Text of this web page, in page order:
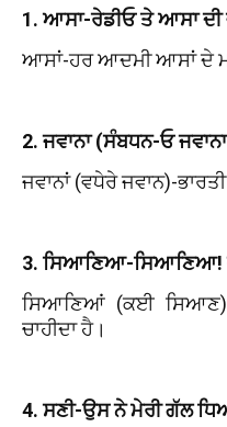
1. ਆਸਾ-ਰੇਡੀਓ ਤੇ ਆਸਾ ਦੀ
ਆਸਾਂ-ਹਰ ਆਦਮੀ ਆਸਾਂ ਦੇ
2. ਜਵਾਨਾ (ਸੰਬਧਨ-ਓ
ਜਵਾਨਾਂ (ਵਧੇਰੇ ਜਵਾਨ)-
3. ਸਿਆਣਿਆ-ਸਿਆਣਿਆ!
ਸਿਆਣਿਆਂ (ਕਈ ਸਿਆਣ)-
ਚਾਹੀਦਾ ਹੈ।
4. ਸਣੀ-ਉਸ ਨੇ ਮੇਰੀ ਗੱਲ